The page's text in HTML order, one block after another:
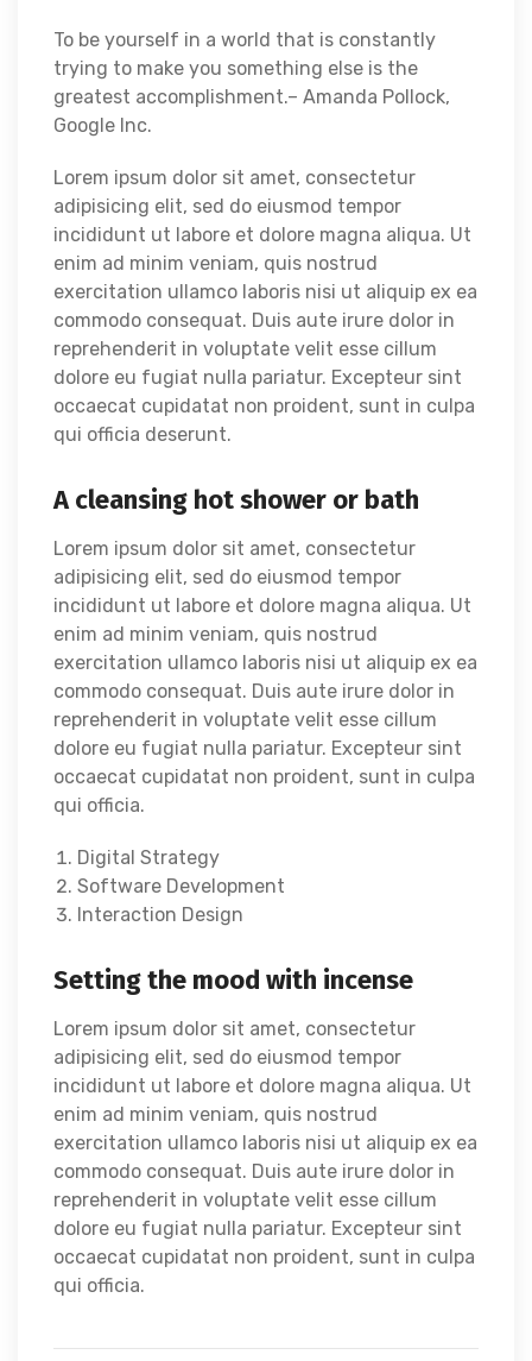
To be yourself in a world that is constantly
trying to make you something else is the
greatest accomplishment.– Amanda Pollock,
Google Inc.
Lorem ipsum dolor sit amet, consectetur
adipisicing elit, sed do eiusmod tempor
incididunt ut labore et dolore magna aliqua. Ut
enim ad minim veniam, quis nostrud
exercitation ullamco laboris nisi ut aliquip ex ea
commodo consequat. Duis aute irure dolor in
reprehenderit in voluptate velit esse cillum
dolore eu fugiat nulla pariatur. Excepteur sint
occaecat cupidatat non proident, sunt in culpa
qui officia deserunt.
A cleansing hot shower or bath
Lorem ipsum dolor sit amet, consectetur
adipisicing elit, sed do eiusmod tempor
incididunt ut labore et dolore magna aliqua. Ut
enim ad minim veniam, quis nostrud
exercitation ullamco laboris nisi ut aliquip ex ea
commodo consequat. Duis aute irure dolor in
reprehenderit in voluptate velit esse cillum
dolore eu fugiat nulla pariatur. Excepteur sint
occaecat cupidatat non proident, sunt in culpa
qui officia.
Digital Strategy
Software Development
Interaction Design
Setting the mood with incense
Lorem ipsum dolor sit amet, consectetur
adipisicing elit, sed do eiusmod tempor
incididunt ut labore et dolore magna aliqua. Ut
enim ad minim veniam, quis nostrud
exercitation ullamco laboris nisi ut aliquip ex ea
commodo consequat. Duis aute irure dolor in
reprehenderit in voluptate velit esse cillum
dolore eu fugiat nulla pariatur. Excepteur sint
occaecat cupidatat non proident, sunt in culpa
qui officia.